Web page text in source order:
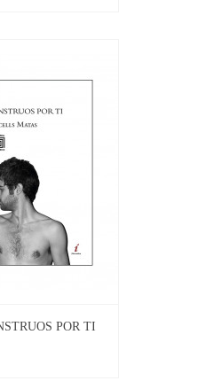
POR TI